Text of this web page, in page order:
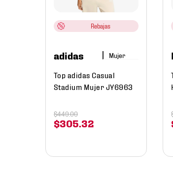
Rebajas
adidas Mujer
Top adidas Casual
Stadium Mujer JY6963
$305.32
$449.00